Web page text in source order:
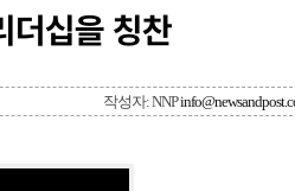
더십을 칭찬
작성자: NNP